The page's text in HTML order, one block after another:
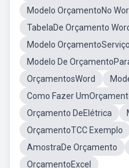
Modelo OrçamentoNo
TabelaDe Orçamento
Modelo
Modelo De
OrçamentosWord
Como Fazer
Orçamento DeElétrica
OrçamentoTCC Exemplo
AmostraDe Orçamento
OrçamentoExcel